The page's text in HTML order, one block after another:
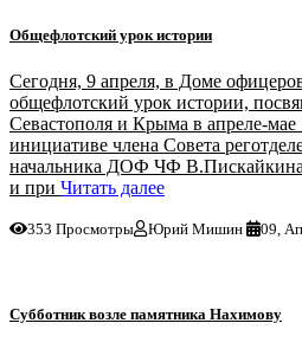
Общефлотский урок истории
Сегодня, 9 апреля, в Доме
общефлотский урок истории,
Севастополя и Крыма в апреле-мае
инициативе члена Совета
начальника ДОФ ЧФ
и при Читать далее
353 Просмотры Юрий Мишин 09,
Субботник возле памятника Нахимову